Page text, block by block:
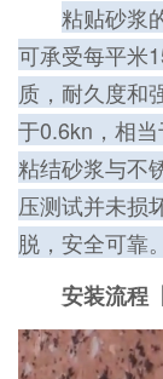
粘贴砂浆
可承受每平米
质，耐久度和
于0.6kn，相
粘结砂浆与不
压测试并未损
脱，安全可靠。
安装流程